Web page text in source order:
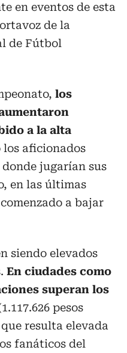
en eventos de esta
de la
de Fútbol
los
a la alta
aficionados
jugarían sus
en las últimas
a bajar
siendo elevados
En ciudades como
superan los
pesos
resulta elevada
fanáticos del